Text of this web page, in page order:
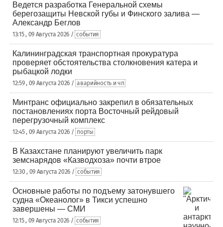
Ведется разработка Генеральной схемы
берегозащиты Невской губы и Финского залива —
Александр Беглов
13:15 , 09 Августа 2026 / события
Калининградская транспортная прокуратура
проверяет обстоятельства столкновения катера и
рыбацкой лодки
12:59 , 09 Августа 2026 / аварийность и чп
Минтранс официально закрепил в обязательных
постановлениях порта Восточный рейдовый
перегрузочный комплекс
12:45 , 09 Августа 2026 / порты
В Казахстане планируют увеличить парк
земснарядов «Казводхоза» почти втрое
12:30 , 09 Августа 2026 / события
Основные работы по подъему затонувшего
судна «Океанолог» в Тикси успешно
завершены — СМИ
12:15 , 09 Августа 2026 / события